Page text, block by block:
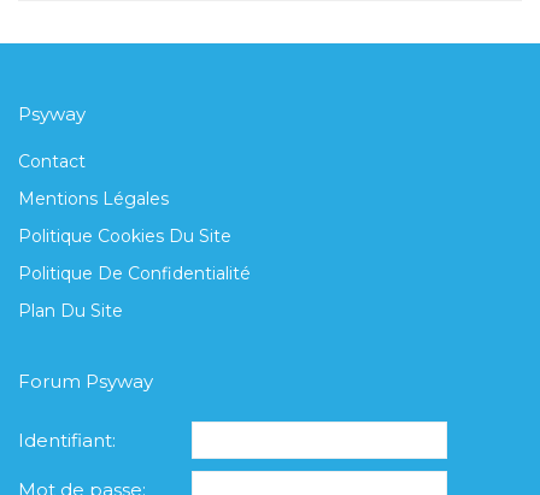
Psyway
Contact
Mentions Légales
Politique Cookies Du Site
Politique De Confidentialité
Plan Du Site
Forum Psyway
Identifiant:
Mot de passe: